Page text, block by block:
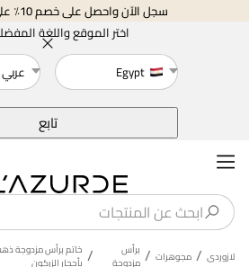
سجل الآن واحصل على خصم 10٪ على طلبك الأول *
اختر الموقع واللغة
Egypt
عربي
تابع
لازوردى / مجوهرات / برأس
مزدوجة / بأحجار الزركون